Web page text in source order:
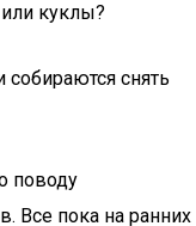
куклы?
снять
поводу
Все пока на ранних